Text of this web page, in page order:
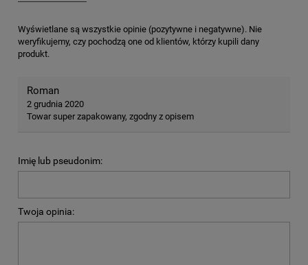
Wyświetlane są wszystkie opinie (pozytywne i negatywne). Nie
weryfikujemy, czy pochodzą one od klientów, którzy kupili dany
produkt.
Roman
2 grudnia 2020
Towar super zapakowany, zgodny z opisem
Imię lub pseudonim:
Twoja opinia: